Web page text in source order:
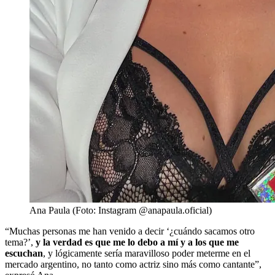
Ana Paula (Foto: Instagram @anapaula.oficial)
“Muchas personas me han venido a decir ‘¿cuándo sacamos otro
tema?’, y la verdad es que me lo debo a mí y a los que me
escuchan, y lógicamente sería maravilloso poder meterme en el
mercado argentino, no tanto como actriz sino más como cantante”,